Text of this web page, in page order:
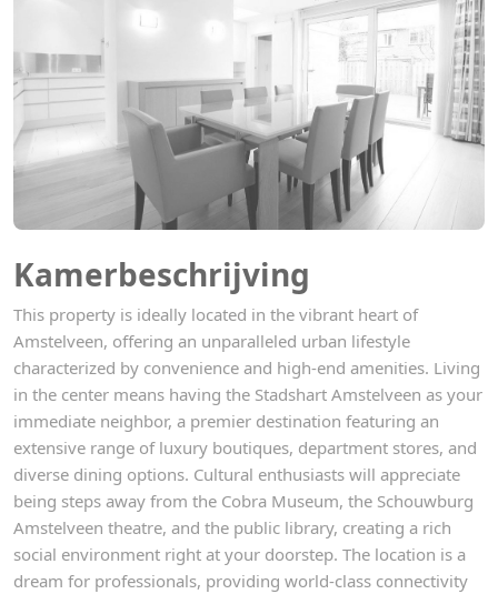
Kamerbeschrijving
This property is ideally located in the vibrant heart of
Amstelveen, offering an unparalleled urban lifestyle
characterized by convenience and high-end amenities. Living
in the center means having the Stadshart Amstelveen as your
immediate neighbor, a premier destination featuring an
extensive range of luxury boutiques, department stores, and
diverse dining options. Cultural enthusiasts will appreciate
being steps away from the Cobra Museum, the Schouwburg
Amstelveen theatre, and the public library, creating a rich
social environment right at your doorstep. The location is a
dream for professionals, providing world-class connectivity